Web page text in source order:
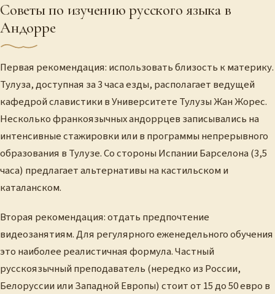
Советы по изучению русского языка в
Андорре
Первая рекомендация: использовать близость к материку.
Тулуза, доступная за 3 часа езды, располагает ведущей
кафедрой славистики в Университете Тулузы Жан Жорес.
Несколько франкоязычных андоррцев записывались на
интенсивные стажировки или в программы непрерывного
образования в Тулузе. Со стороны Испании Барселона (3,5
часа) предлагает альтернативы на кастильском и
каталанском.
Вторая рекомендация: отдать предпочтение
видеозанятиям. Для регулярного еженедельного обучения
это наиболее реалистичная формула. Частный
русскоязычный преподаватель (нередко из России,
Белоруссии или Западной Европы) стоит от 15 до 50 евро в